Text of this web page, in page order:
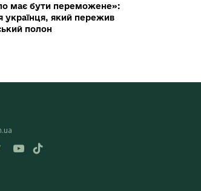
має бути переможене»:
українця, який пережив
полон